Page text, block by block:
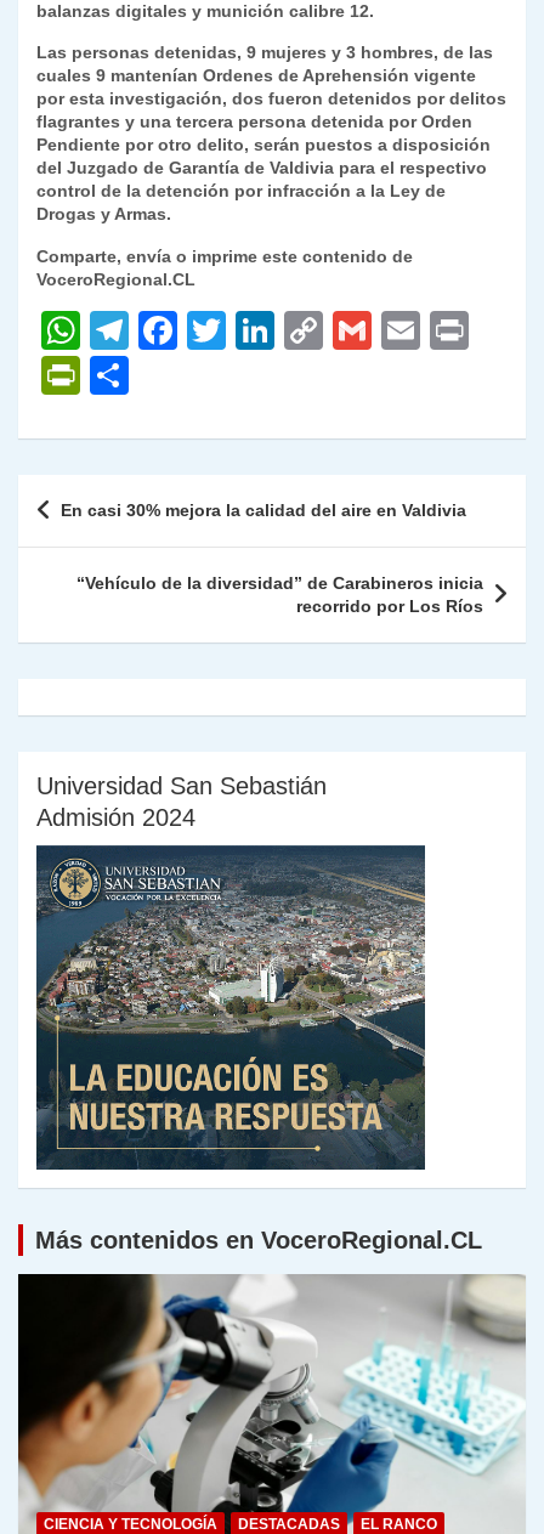
balanzas digitales y munición calibre 12.
Las personas detenidas, 9 mujeres y 3 hombres, de las
cuales 9 mantenían Ordenes de Aprehensión vigente
por esta investigación, dos fueron detenidos por delitos
flagrantes y una tercera persona detenida por Orden
Pendiente por otro delito, serán puestos a disposición
del Juzgado de Garantía de Valdivia para el respectivo
control de la detención por infracción a la Ley de
Drogas y Armas.
Comparte, envía o imprime este contenido de
VoceroRegional.CL
W
h
at
s
p
T
gr
m
F
e
o
k
T
er
Li
e
n
C
y
n
G
l
E
l
P
nt
Fr
ie
n
y
m
p
ar
tir
Navegación
entradas
En casi 30% mejora la calidad del aire en Valdivia
“Vehículo de la diversidad” de Carabineros inicia
recorrido por Los Ríos
Universidad San Sebastián
Admisión 2024
Más contenidos en VoceroRegional.CL
CIENCIA Y TECNOLOGÍA DESTACADAS
EL RANCO